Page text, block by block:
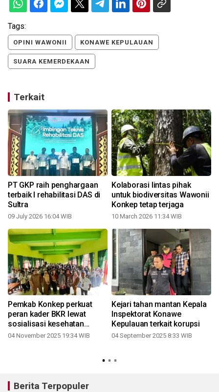
Tags:
OPINI WAWONII KONAWE KEPULAUAN
SUARA KEMERDEKAAN
Terkait
PT GKP raih penghargaan
terbaik I rehabilitasi DAS di
Sultra
09 July 2026 16:04 WIB
Kolaborasi lintas pihak
untuk biodiversitas Wawonii
Konkep tetap terjaga
10 March 2026 11:34 WIB
Pemkab Konkep perkuat
peran kader BKR lewat
sosialisasi kesehatan
reproduksi
04 November 2025 19:34 WIB
Kejari tahan mantan Kepala
Inspektorat Konawe
Kepulauan terkait korupsi
04 September 2025 8:33 WIB
Berita Terpopuler